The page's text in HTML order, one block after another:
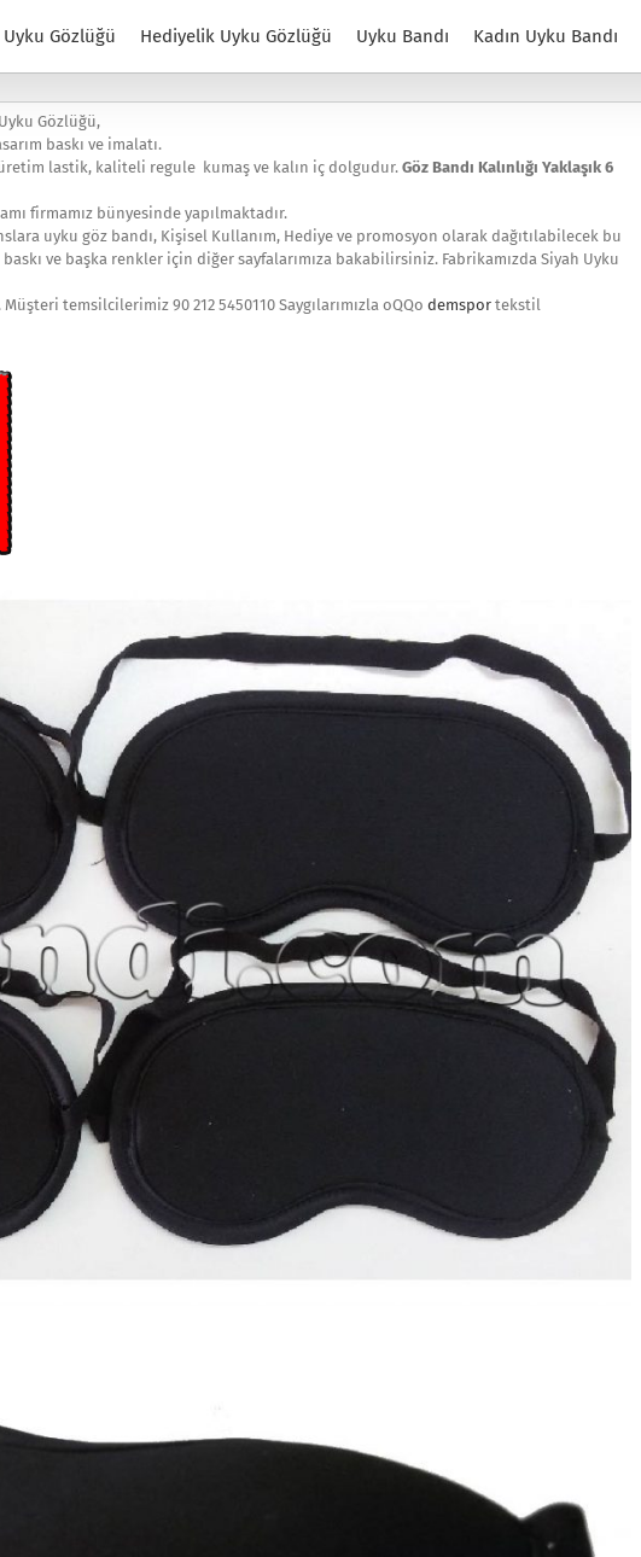
Uyku Gözlüğü Hediyelik Uyku Gözlüğü Uyku Bandı Kadın Uyku Bandı
Gözlüğü,
baskı ve imalatı.
lastik, kaliteli regule kumaş ve kalın iç dolgudur. Göz Bandı Kalınlığı Yaklaşık 6
firmamız bünyesinde yapılmaktadır.
uyku göz bandı, Kişisel Kullanım, Hediye ve promosyon olarak dağıtılabilecek bu
ve başka renkler için diğer sayfalarımıza bakabilirsiniz. Fabrikamızda Siyah Uyku
temsilcilerimiz 90 212 5450110 Saygılarımızla oQQo demspor tekstil